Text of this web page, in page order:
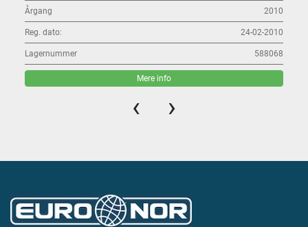
Årgang 2010
Reg. dato: 24-02-2010
Lagernummer 588068
Mere info
‹ ›